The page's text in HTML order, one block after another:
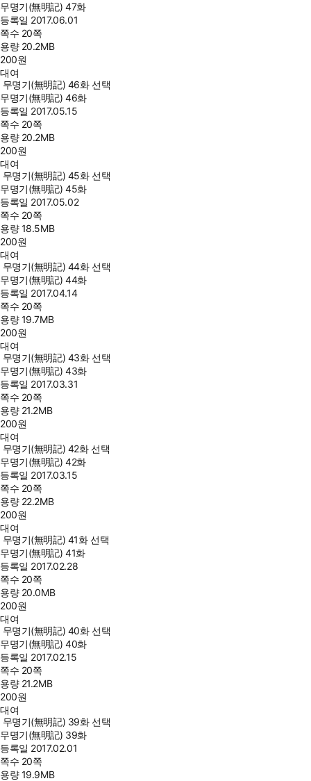
무명기(無明記) 47화
등록일 2017.06.01
쪽수 20쪽
용량 20.2MB
200원
대여
무명기(無明記) 46화 선택
무명기(無明記) 46화
등록일 2017.05.15
쪽수 20쪽
용량 20.2MB
200원
대여
무명기(無明記) 45화 선택
무명기(無明記) 45화
등록일 2017.05.02
쪽수 20쪽
용량18.5MB
200원
대여
무명기(無明記) 44화 선택
무명기(無明記) 44화
등록일 2017.04.14
쪽수 20쪽
용량19.7MB
200원
대여
무명기(無明記) 43화 선택
무명기(無明記) 43화
등록일 2017.03.31
쪽수 20쪽
용량 21.2MB
200원
대여
무명기(無明記) 42화 선택
무명기(無明記) 42화
등록일 2017.03.15
쪽수 20쪽
용량 22.2MB
200원
대여
무명기(無明記) 41화 선택
무명기(無明記) 41화
등록일 2017.02.28
쪽수 20쪽
용량 20.0MB
200원
대여
무명기(無明記) 40화 선택
무명기(無明記) 40화
등록일 2017.02.15
쪽수 20쪽
용량 21.2MB
200원
대여
무명기(無明記) 39화 선택
무명기(無明記) 39화
등록일 2017.02.01
쪽수 20쪽
용량19.9MB